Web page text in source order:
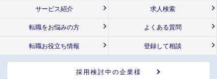
サービス紹介 求人検索
転職をお悩みの方 よくある質問
転職お役立ち情報 登録して相談
採用検討中の企業様